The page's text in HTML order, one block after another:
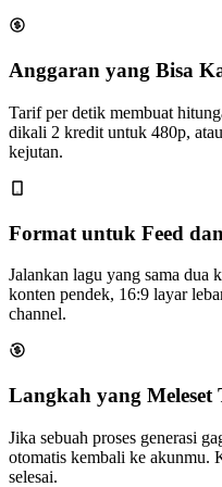
Anggaran yang Bisa
Tarif per detik membuat
dikali 2 kredit untuk 480p,
kejutan.
Format untuk Feed
Jalankan lagu yang sama
konten pendek, 16:9 layar
channel.
Langkah yang Meleset
Jika sebuah proses generasi
otomatis kembali ke akunmu.
selesai.